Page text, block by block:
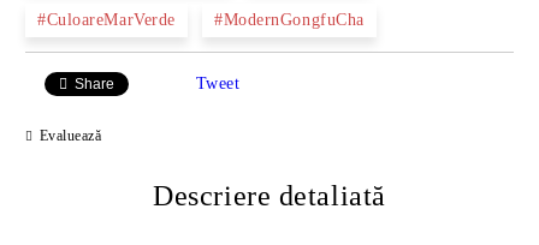
#CuloareMarVerde #ModernGongfuCha
Share Tweet
Evaluează
Descriere detaliată